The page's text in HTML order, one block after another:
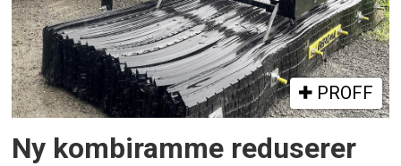
PROFF
Ny kombiramme reduserer